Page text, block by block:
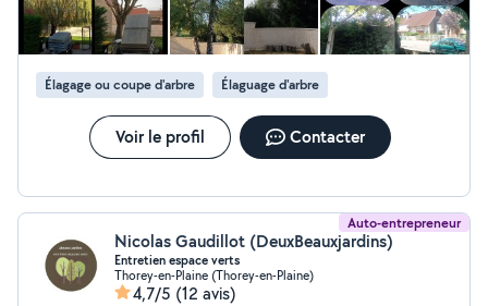
Élagage ou coupe d'arbre Élaguage d'arbre
Voir le profil Contacter
Auto-entrepreneur
Nicolas Gaudillot (DeuxBeauxjardins)
Entretien espace verts
Thorey-en-Plaine (Thorey-en-Plaine)
4,7/5 (12 avis)